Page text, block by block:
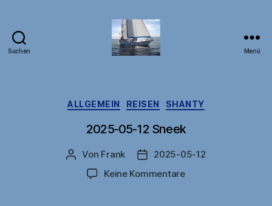
Suchen Menü
Kategorien
ALLGEMEIN REISEN SHANTY
2025-05-12 Sneek
Beitragsautor
Von Frank Veröffentlichungsdatum
2025-05-12
Keine Kommentarezu